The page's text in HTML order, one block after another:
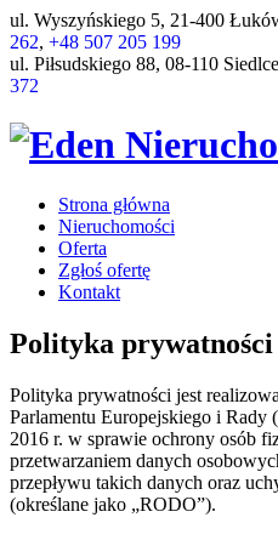
ul. Wyszyńskiego 5, 21-400
262, +48 507 205 199
ul. Piłsudskiego 88, 08-110 Siedlce
372
Strona główna
Nieruchomości
Oferta
Zgłoś ofertę
Kontakt
Polityka prywatności
Polityka prywatności jest
Parlamentu Europejskiego i
2016 r. w sprawie ochrony osób
przetwarzaniem danych
przepływu takich danych oraz
(określane jako „RODO”).